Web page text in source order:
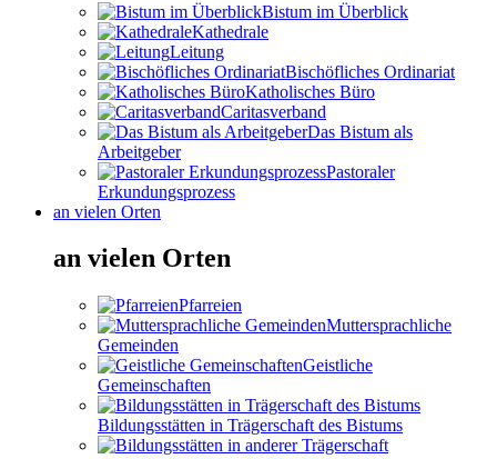
Bistum im Überblick
Kathedrale
Leitung
Bischöfliches Ordinariat
Katholisches Büro
Caritasverband
Das Bistum als
Arbeitgeber
Pastoraler
Erkundungsprozess
an vielen Orten
an vielen Orten
Pfarreien
Muttersprachliche
Gemeinden
Geistliche
Gemeinschaften
Bildungsstätten in Trägerschaft des Bistums